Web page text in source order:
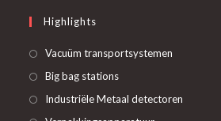
Highlights
Vacuüm transportsystemen
Big bag stationsOpent
in
Industriële Metaal detectoren